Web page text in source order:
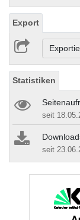
Export
Statistiken
seit
seit